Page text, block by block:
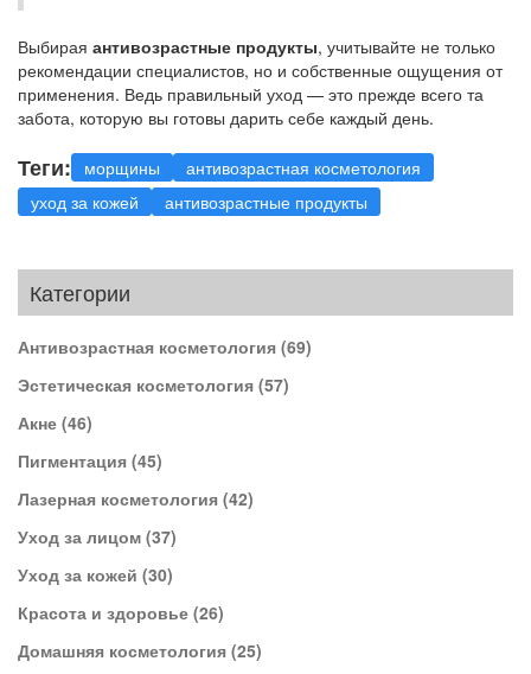
Выбирая антивозрастные продукты, учитывайте не только
рекомендации специалистов, но и собственные ощущения от
применения. Ведь правильный уход — это прежде всего та
забота, которую вы готовы дарить себе каждый день.
Теги: морщины
антивозрастная косметология
уход за кожей
антивозрастные продукты
Категории
Антивозрастная косметология (69)
Эстетическая косметология (57)
Акне (46)
Пигментация (45)
Лазерная косметология (42)
Уход за лицом (37)
Уход за кожей (30)
Красота и здоровье (26)
Домашняя косметология (25)